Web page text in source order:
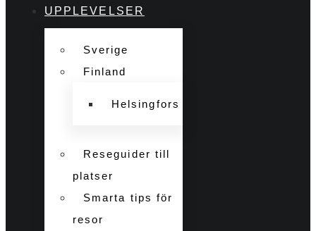
UPPLEVELSER
Sverige
Finland
Helsingfors
Reseguider till
platser
Smarta tips för
resor